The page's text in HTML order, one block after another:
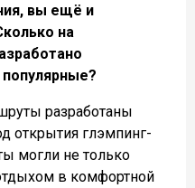
вы ещё и
на
разработаны
открытия глэмпинг-
могли не только
в комфортной